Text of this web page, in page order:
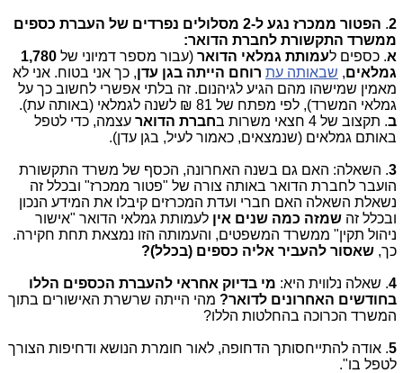
2
.
הפטור ממכרז נגע ל-2 מסלולים נפרדים של העברת כספים
ממשרד התקשורת לחברת הדואר:
א. כספים לעמותת גמלאי הדואר (עבור מספר דמיוני של 1,780
גמלאים, שבאותה עת רוחם הייתה בגן עדן, כך אני בטוח. אני לא
מאמין שמישהו מהם הגיע לגיהנום. זה בלתי אפשרי לחשוב כך על
גמלאי המשרד), לפי מפתח של 81 ₪ לשנה לגמלאי (באותה עת).
ב. תקצוב של 4 חצאי משרות ב חברת הדואר עצמה, כדי לטפל
באותם גמלאים (שנמצאים, כאמור לעיל, בגן עדן).
3. השאלה: האם גם בשנה האחרונה, הכסף של משרד התקשורת
הועבר לחברת הדואר באותה צורה של "פטור ממכרז" ובכלל זה
נשאלת השאלה האם חברי ועדת המכרזים קיבלו את המידע הנכון
ובכלל זה שמזה כמה שנים אין לעמותת גמלאי הדואר "אישור
ניהול תקין" ממשרד המשפטים, והעמותה הזו נמצאת תחת חקירה.
כך, שאסור להעביר אליה כספים (בכלל)?
4. שאלה נלווית היא: מי בדיוק אחראי להעברת הכספים הללו
בחודשים האחרונים לדואר? מהי הייתה שרשרת האישורים בתוך
המשרד הכרוכה בהחלטות הללו?
5. אודה להתייחסותך הדחופה, לאור חומרת הנושא ודחיפות הצורך
לטפל בו".